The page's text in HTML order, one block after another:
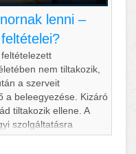
lenni –
nem tiltakozik,
a szerveit
a beleegyezése. Kizáró
tiltakozik ellene. A
szolgáltatásra
végrehajtásáért az